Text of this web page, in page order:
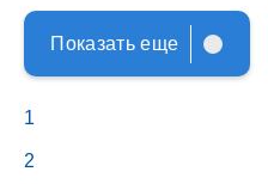
Показать еще
1
2